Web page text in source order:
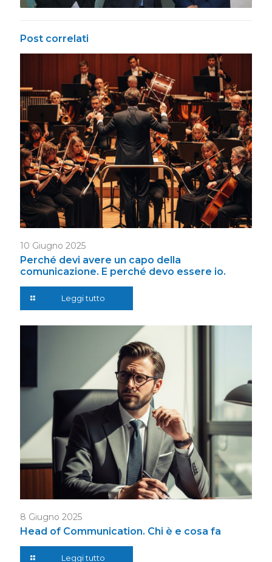
Post correlati
10 Giugno 2025
Perché devi avere un capo della
comunicazione. E perché devo essere io.
Leggi tutto
8 Giugno 2025
Head of Communication. Chi è e cosa fa
Leggi tutto